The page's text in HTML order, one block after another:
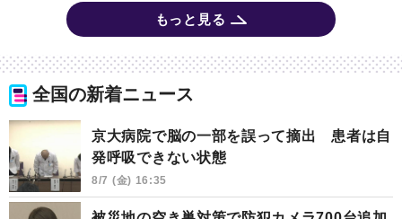
もっと見る
全国の新着ニュース
京大病院で脳の一部を誤って摘出 患者は自
発呼吸できない状態
8/7 (金) 16:35